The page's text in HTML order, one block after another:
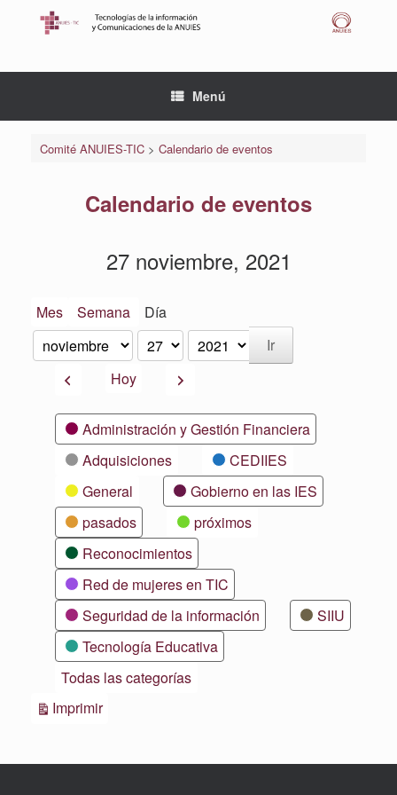
Menú
Comité ANUIES-TIC> Calendario de eventos
Calendario de eventos
27 noviembre, 2021
Mes Semana Día
Mes
Día
Año
AnteriorHoy Siguiente
CategoríasAdministración y Gestión Financiera
Adquisiciones
CEDIIES
General
Gobierno en las IES
pasados
próximos
Reconocimientos
Red de mujeres en TIC
Seguridad de la información
SIIU
Tecnología Educativa
Todas las categorías
ImprimirVistas